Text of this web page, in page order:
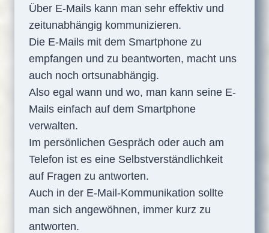
Über E-Mails kann man sehr effektiv und
zeitunabhängig kommunizieren.
Die E-Mails mit dem Smartphone zu
empfangen und zu beantworten, macht uns
auch noch ortsunabhängig.
Also egal wann und wo, man kann seine E-
Mails einfach auf dem Smartphone
verwalten.
Im persönlichen Gespräch oder auch am
Telefon ist es eine Selbstverständlichkeit
auf Fragen zu antworten.
Auch in der E-Mail-Kommunikation sollte
man sich angewöhnen, immer kurz zu
antworten.